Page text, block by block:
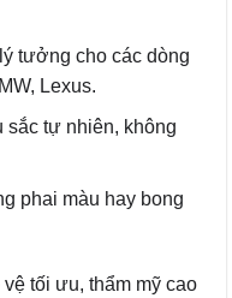
tưởng cho các dòng
Lexus.
sắc tự nhiên, không
phai màu hay bong
tối ưu, thẩm mỹ cao